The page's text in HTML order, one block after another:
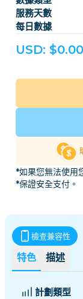
服務天數
每日數據
USD: $0.00
*如果您無法使用
*保證安全支付。
特色 描述
檢查兼容性
計劃類型